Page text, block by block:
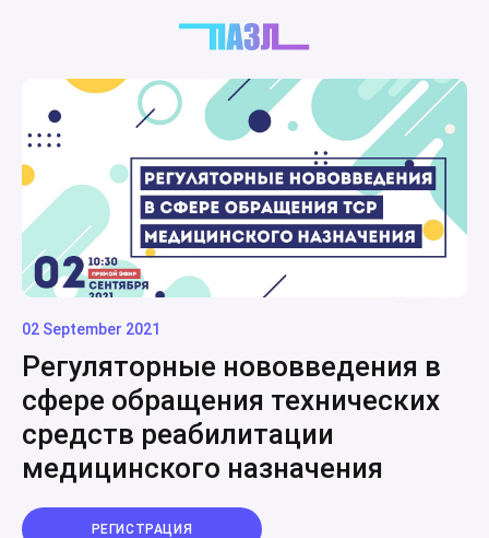
02 September 2021
Регуляторные нововведения в
сфере обращения технических
средств реабилитации
медицинского назначения
РЕГИСТРАЦИЯ